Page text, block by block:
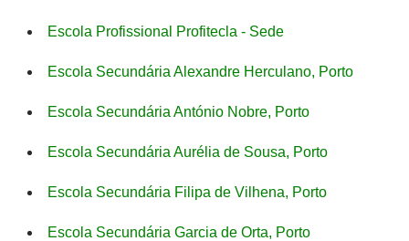
Escola Profissional Profitecla - Sede
Escola Secundária Alexandre Herculano, Porto
Escola Secundária António Nobre, Porto
Escola Secundária Aurélia de Sousa, Porto
Escola Secundária Filipa de Vilhena, Porto
Escola Secundária Garcia de Orta, Porto